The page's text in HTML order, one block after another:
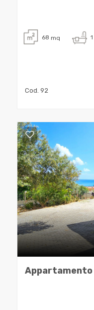
68 mq 1
Cod. 92
Appartamento
minimi
1
3
4
5
5+
Bagni